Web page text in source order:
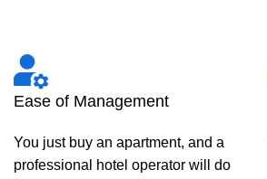
Ease of Management
You just buy an apartment, and a
professional hotel operator will do